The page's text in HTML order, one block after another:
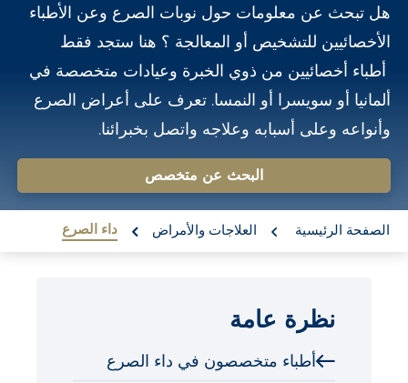
هل تبحث عن معلومات حول نوبات الصرع وعن الأطباء
الأخصائيين للتشخيص أو المعالجة ؟ هنا ستجد فقط
أطباء أخصائيين من ذوي الخبرة وعيادات متخصصة في
ألمانيا أو سويسرا أو النمسا. تعرف على أعراض الصرع
وأنواعه وعلى أسبابه وعلاجه واتصل بخبرائنا.
البحث عن متخصص
الصفحة الرئيسية العلاجات والأمراض داء الصرع
نظرة عامة
أطباء متخصصون في داء الصرع